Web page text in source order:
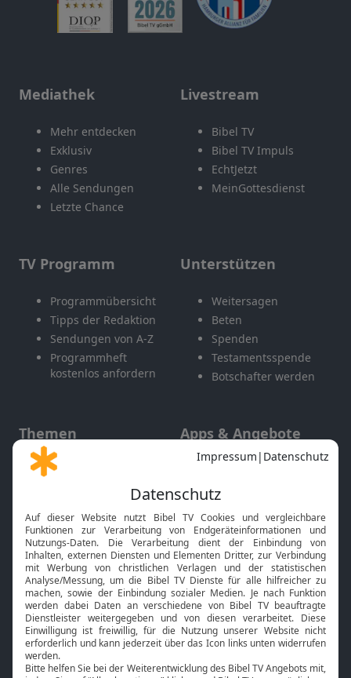
Mediathek
Mehr entdecken
Exklusiv
Genres
Alle Sendungen
Letzte Chance
Livestream
Bibel TV
Bibel TV Impuls
EchtJetzt
MeinGottesdienst
TV Programm
Programmübersicht
Tipps der Redaktion
Sendungen von A-Z
Programmheft
kostenlos anfordern
Unterstützen
Weitersagen
Beten
Spenden
Testamentsspende
Botschafter werden
Themen
Gott und Bibel erklärt
Neuigkeiten
Apps & Angebote
Mobile App
Smart TV
HbbTV
Bibelthek Online-Bibel
Nächster Gottesdienst
Bibel TV Service